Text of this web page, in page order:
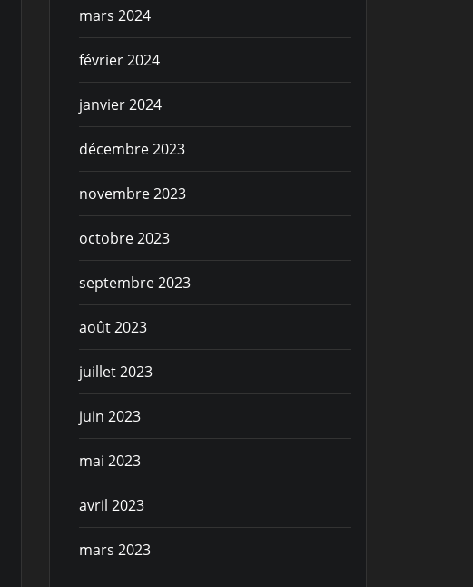
mars 2024
février 2024
janvier 2024
décembre 2023
novembre 2023
octobre 2023
septembre 2023
août 2023
juillet 2023
juin 2023
mai 2023
avril 2023
mars 2023